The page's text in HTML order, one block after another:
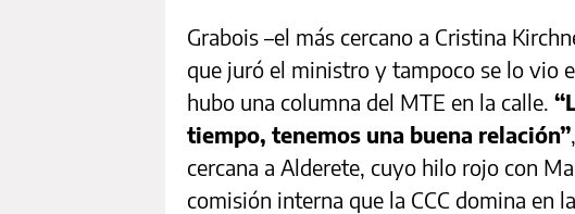
Grabois –el más cercano a Cristina
que juró el ministro y tampoco se lo vio
hubo una columna del MTE en la calle.
tiempo, tenemos una buena relación”
cercana a Alderete, cuyo hilo rojo con
comisión interna que la CCC domina en